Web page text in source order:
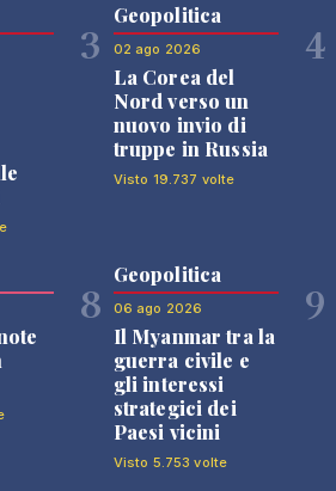
3
Geopolitica
02 ago 2026
La Corea del
Nord verso un
nuovo invio di
truppe in Russia
Visto 19.737 volte
4
8
Geopolitica
06 ago 2026
Il Myanmar tra la
guerra civile e
gli interessi
strategici dei
Paesi vicini
Visto 5.753 volte
9